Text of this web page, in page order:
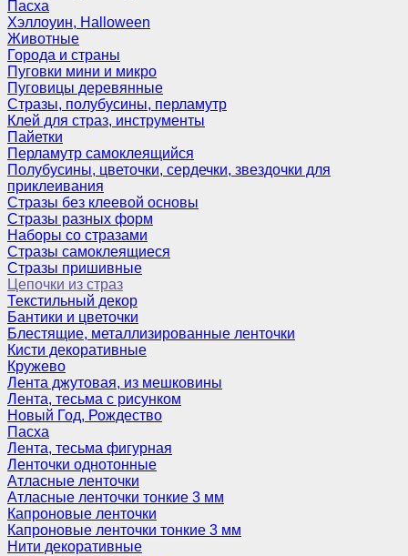
Пасха
Хэллоуин, Halloween
Животные
Города и страны
Пуговки мини и микро
Пуговицы деревянные
Стразы, полубусины, перламутр
Клей для страз, инструменты
Пайетки
Перламутр самоклеящийся
Полубусины, цветочки, сердечки, звездочки для
приклеивания
Стразы без клеевой основы
Стразы разных форм
Наборы со стразами
Стразы самоклеящиеся
Стразы пришивные
Цепочки из страз
Текстильный декор
Бантики и цветочки
Блестящие, металлизированные ленточки
Кисти декоративные
Кружево
Лента джутовая, из мешковины
Лента, тесьма с рисунком
Новый Год, Рождество
Пасха
Лента, тесьма фигурная
Ленточки однотонные
Атласные ленточки
Атласные ленточки тонкие 3 мм
Капроновые ленточки
Капроновые ленточки тонкие 3 мм
Нити декоративные